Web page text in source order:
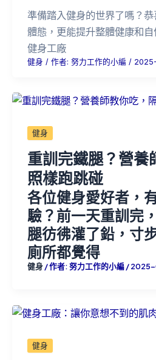
準備踏入健身的世界了嗎？
體態，更能提升整體健康和
健身工廠
健身 / 作者: 努力工作的小編 /
健身
重訓完鐵腿？營養
照樣跑跳碰
各位健身愛好者，
驗？前一天重訓完
腿彷彿灌了鉛，寸
廁所都覺得
健身/ 作者:努力工作的小編/
健身